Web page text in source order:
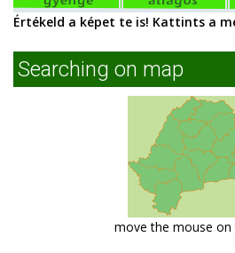
Értékeld a képet te is! Kattints a
Searching on map
move the mouse on